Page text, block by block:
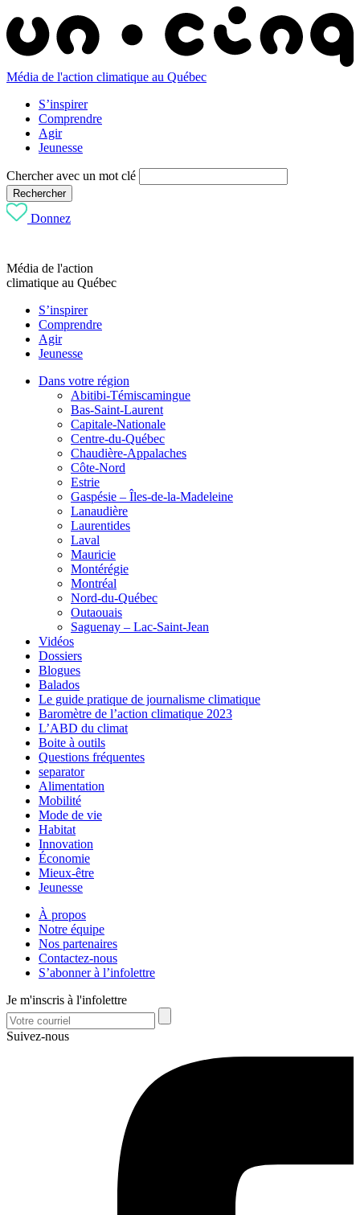
Média de l'action climatique au Québec
S’inspirer
Comprendre
Agir
Jeunesse
Chercher avec un mot clé
Rechercher
Donnez
Média de l'action
climatique au Québec
S’inspirer
Comprendre
Agir
Jeunesse
Dans votre région
Abitibi-Témiscamingue
Bas-Saint-Laurent
Capitale-Nationale
Centre-du-Québec
Chaudière-Appalaches
Côte-Nord
Estrie
Gaspésie – Îles-de-la-Madeleine
Lanaudière
Laurentides
Laval
Mauricie
Montérégie
Montréal
Nord-du-Québec
Outaouais
Saguenay – Lac-Saint-Jean
Vidéos
Dossiers
Blogues
Balados
Le guide pratique de journalisme climatique
Baromètre de l’action climatique 2023
L’ABD du climat
Boite à outils
Questions fréquentes
separator
Alimentation
Mobilité
Mode de vie
Habitat
Innovation
Économie
Mieux-être
Jeunesse
À propos
Notre équipe
Nos partenaires
Contactez-nous
S’abonner à l’infolettre
Je m'inscris à l'infolettre
Suivez-nous